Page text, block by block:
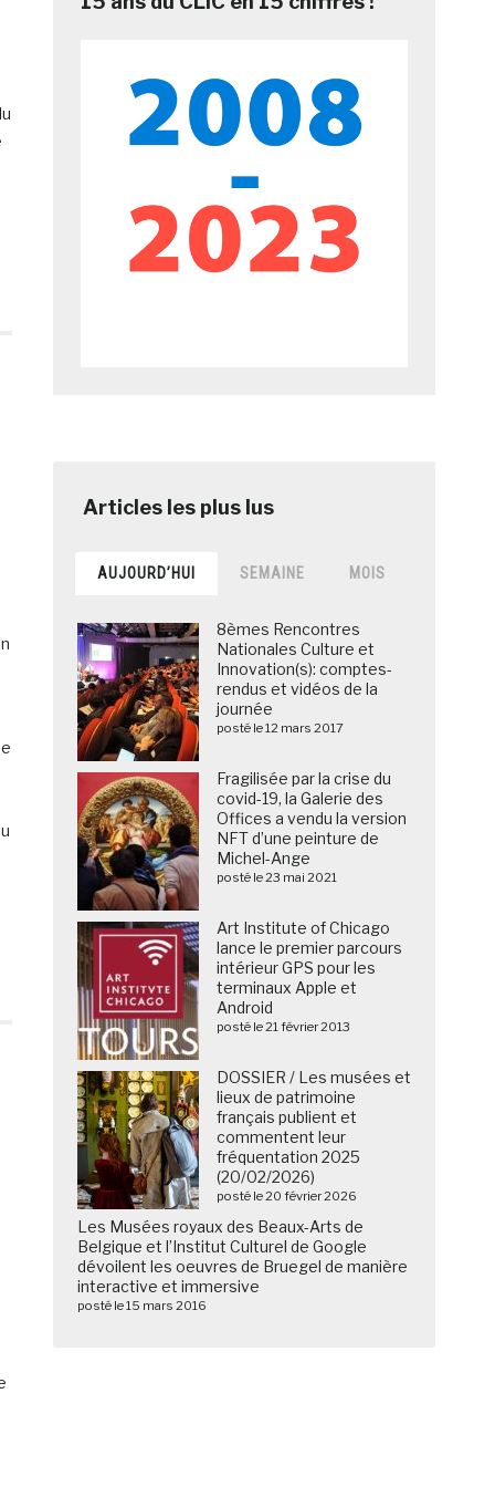
AUJOURD’HUI SEMAINE MOIS
8èmes Rencontres
Nationales Culture et
Innovation(s): comptes-
rendus et vidéos de la
journée
posté le 12 mars 2017
Fragilisée par la crise du
covid-19, la Galerie des
Offices a vendu la version
NFT d’une peinture de
Michel-Ange
posté le 23 mai 2021
Art Institute of Chicago
lance le premier parcours
intérieur GPS pour les
terminaux Apple et
Android
posté le 21 février 2013
DOSSIER / Les musées et
lieux de patrimoine
français publient et
commentent leur
fréquentation 2025
(20/02/2026)
posté le 20 février 2026
Les Musées royaux des Beaux-Arts de
Belgique et l’Institut Culturel de Google
dévoilent les oeuvres de Bruegel de manière
interactive et immersive
posté le 15 mars 2016